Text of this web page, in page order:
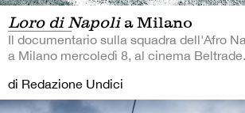
Loro di Napolia Milano
Il documentario sulla squadra dell'Afro
a Milano mercoledì 8, al cinema Beltrade.
di Redazione Undici